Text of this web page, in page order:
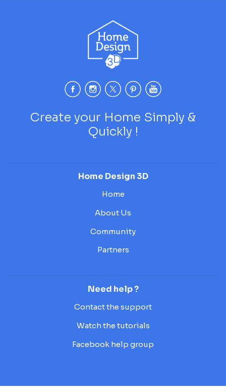
Create your Home Simply &
Quickly !
Home Design 3D
Home
About Us
Community
Partners
Need help ?
Contact the support
Watch the tutorials
Facebook help group